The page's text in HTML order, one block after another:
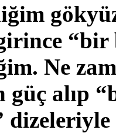
“bir
Ne
alıp